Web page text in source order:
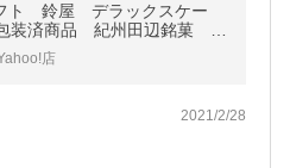
ト 鈴屋 デラックスケー
済商品 紀州田辺銘菓 和
菓子 定番 ※北海道・沖
円 店
2021/2/28